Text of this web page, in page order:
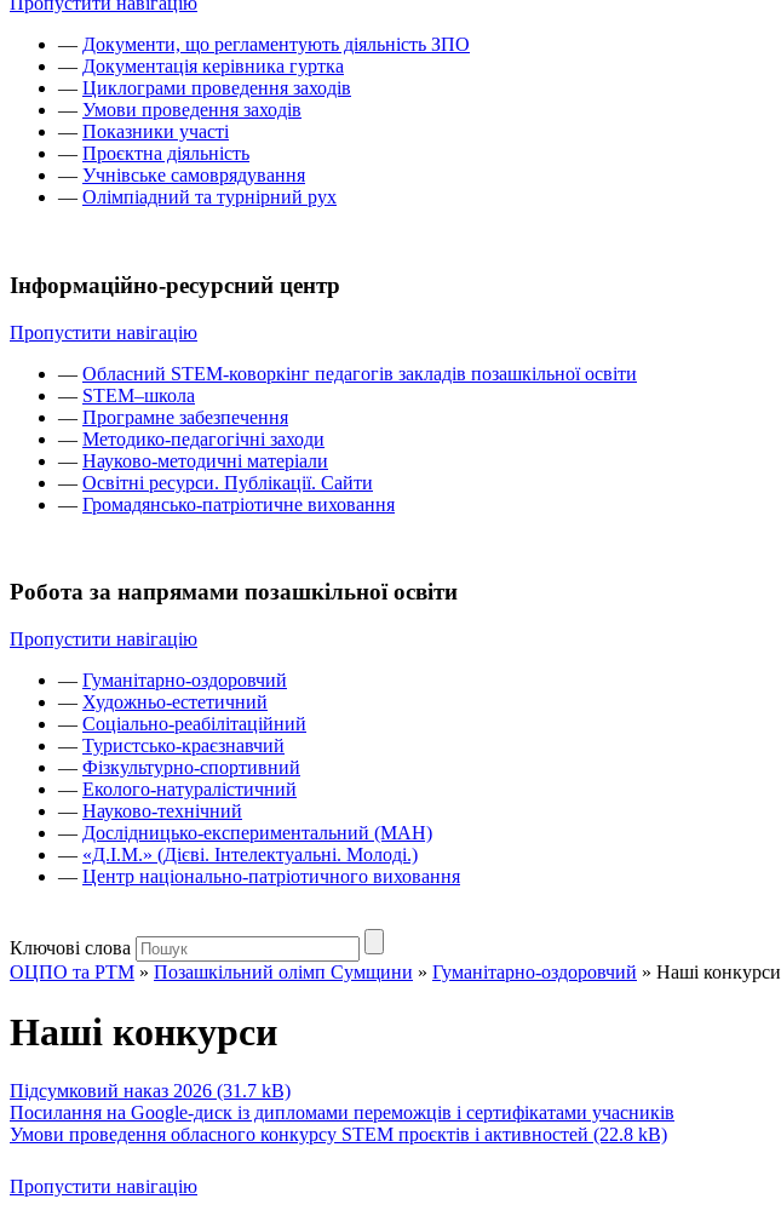
— Документи, що регламентують діяльність ЗПО
— Документація керівника гуртка
— Циклограми проведення заходів
— Умови проведення заходів
— Показники участі
— Проєктна діяльність
— Учнівське самоврядування
— Олімпіадний та турнірний рух
Інформаційно-ресурсний центр
Пропустити навігацію
— Обласний STEM-коворкінг педагогів закладів позашкільної освіти
— STEM–школа
— Програмне забезпечення
— Методико-педагогічні заходи
— Науково-методичні матеріали
— Освітні ресурси. Публікації. Сайти
— Громадянсько-патріотичне виховання
Робота за напрямами позашкільної освіти
Пропустити навігацію
— Гуманітарно-оздоровчий
— Художньо-естетичний
— Соціально-реабілітаційний
— Туристсько-краєзнавчий
— Фізкультурно-спортивний
— Еколого-натуралістичний
— Науково-технічний
— Дослідницько-експериментальний (МАН)
— «Д.І.М.» (Дієві. Інтелектуальні. Молоді.)
— Центр національно-патріотичного виховання
Ключові слова
ОЦПО та РТМ » Позашкільний олімп Сумщини » Гуманітарно-оздоровчий » Наші конкурси
Наші конкурси
Підсумковий наказ 2026 (31.7 kB)
Посилання на Google-диск із дипломами переможців і сертифікатами учасників
Умови проведення обласного конкурсу STEM проєктів і активностей (22.8 kB)
Пропустити навігацію